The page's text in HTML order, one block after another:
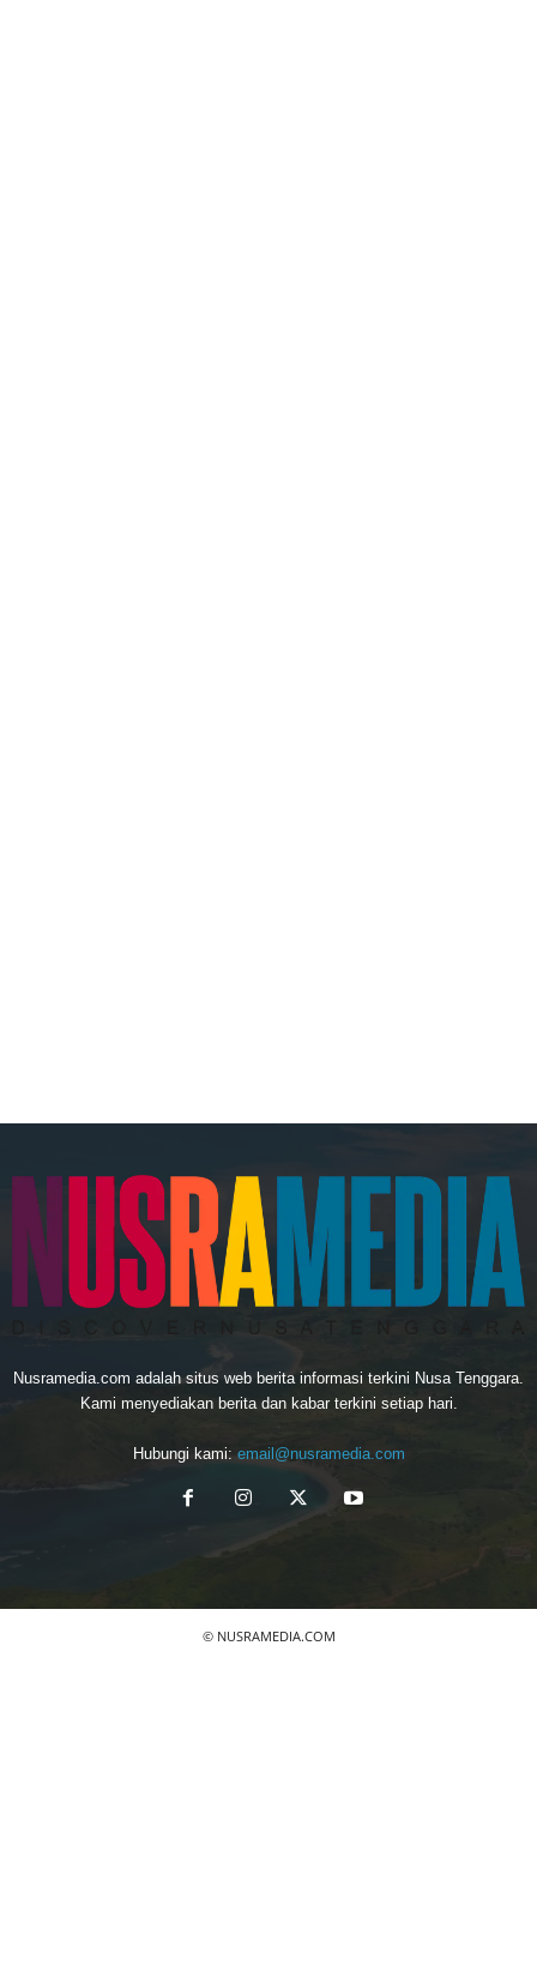
Nusramedia.com adalah situs web berita informasi terkini Nusa Tenggara.
Kami menyediakan berita dan kabar terkini setiap hari.
Hubungi kami: email@nusramedia.com
© NUSRAMEDIA.COM